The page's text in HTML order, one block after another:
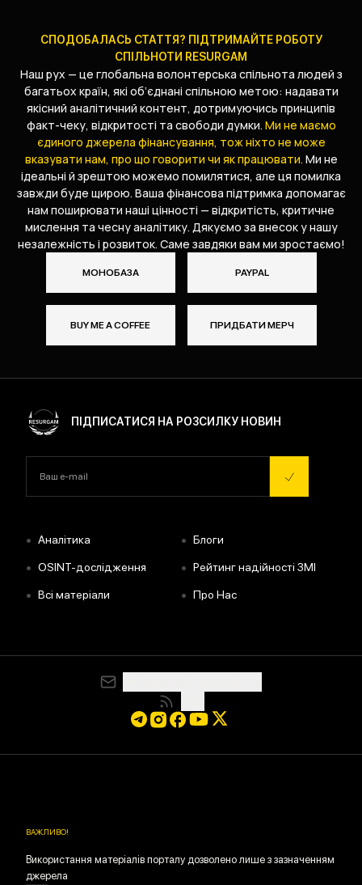
СПОДОБАЛАСЬ СТАТТЯ? ПІДТРИМАЙТЕ РОБОТУ
СПІЛЬНОТИ RESURGAM
Наш рух — це глобальна волонтерська спільнота людей з
багатьох країн, які об’єднані спільною метою: надавати
якісний аналітичний контент, дотримуючись принципів
факт-чеку, відкритості та свободи думки. Ми не маємо
єдиного джерела фінансування, тож ніхто не може
вказувати нам, про що говорити чи як працювати. Ми не
ідеальні й зрештою можемо помилятися, але ця помилка
завжди буде щирою. Ваша фінансова підтримка допомагає
нам поширювати наші цінності — відкритість, критичне
мислення та чесну аналітику. Дякуємо за внесок у нашу
незалежність і розвиток. Саме завдяки вам ми зростаємо!
МОНОБАЗА PAYPAL
BUY ME A COFFEE ПРИДБАТИ МЕРЧ
ПІДПИСАТИСЯ НА РОЗСИЛКУ НОВИН
• Аналітика • Блоги
• OSINT-дослідження • Рейтинг надійності ЗМІ
• Всі матеріали • Про Нас
ВАЖЛИВО!
Використання матеріалів порталу дозволено лише з зазначенням
джерела